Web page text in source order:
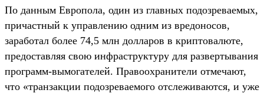
По данным Европола, один из главных подозреваемых,
причастный к управлению одним из вредоносов,
заработал более 74,5 млн долларов в криптовалюте,
предоставляя свою инфраструктуру для развертывания
программ-вымогателей. Правоохранители отмечают,
что «транзакции подозреваемого отслеживаются, и уже